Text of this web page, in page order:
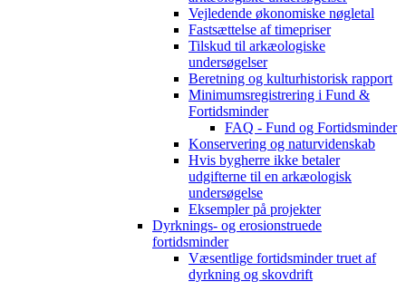
Vejledende økonomiske nøgletal
Fastsættelse af timepriser
Tilskud til arkæologiske
undersøgelser
Beretning og kulturhistorisk rapport
Minimumsregistrering i Fund &
Fortidsminder
FAQ - Fund og Fortidsminder
Konservering og naturvidenskab
Hvis bygherre ikke betaler
udgifterne til en arkæologisk
undersøgelse
Eksempler på projekter
Dyrknings- og erosionstruede
fortidsminder
Væsentlige fortidsminder truet af
dyrkning og skovdrift